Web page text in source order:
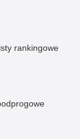
rankingowe